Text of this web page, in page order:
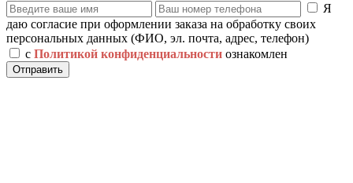
Я
даю согласие при оформлении заказа на обработку своих
персональных данных (ФИО, эл. почта, адрес, телефон)
с Политикой конфиденциальности ознакомлен